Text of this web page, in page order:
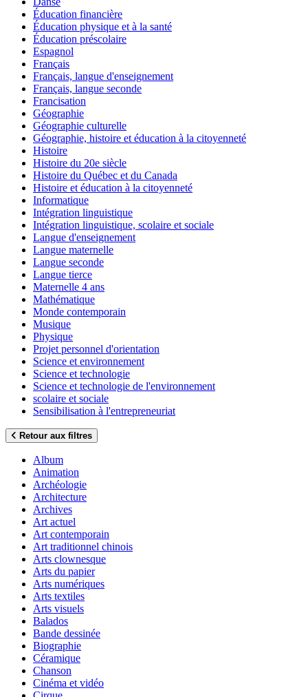
Éducation financière
Éducation physique et à la santé
Éducation préscolaire
Espagnol
Français
Français, langue d'enseignement
Français, langue seconde
Francisation
Géographie
Géographie culturelle
Géographie, histoire et éducation à la citoyenneté
Histoire
Histoire du 20e siècle
Histoire du Québec et du Canada
Histoire et éducation à la citoyenneté
Informatique
Intégration linguistique
Intégration linguistique, scolaire et sociale
Langue d'enseignement
Langue maternelle
Langue seconde
Langue tierce
Maternelle 4 ans
Mathématique
Monde contemporain
Musique
Physique
Projet personnel d'orientation
Science et environnement
Science et technologie
Science et technologie de l'environnement
scolaire et sociale
Sensibilisation à l'entrepreneuriat
Retour aux filtres
Album
Animation
Archéologie
Architecture
Archives
Art actuel
Art contemporain
Art traditionnel chinois
Arts clownesque
Arts du papier
Arts numériques
Arts textiles
Arts visuels
Balados
Bande dessinée
Biographie
Céramique
Chanson
Cinéma et vidéo